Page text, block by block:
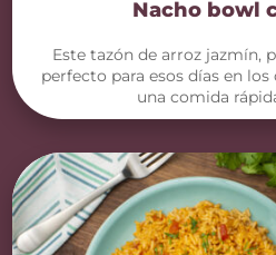
Nacho bowl
Este tazón de arroz jazmín,
perfecto para esos días en
una comida